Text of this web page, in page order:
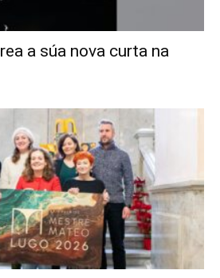
a súa nova curta na